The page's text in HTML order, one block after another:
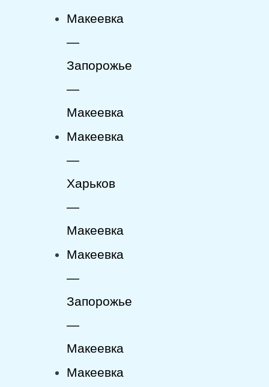
Макеевка
—
Запорожье
—
Макеевка
Макеевка
—
Харьков
—
Макеевка
Макеевка
—
Запорожье
—
Макеевка
Макеевка